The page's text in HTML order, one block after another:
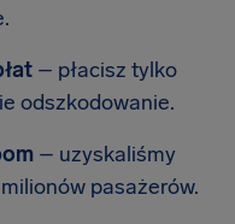
– płacisz tylko
odszkodowanie.
– uzyskaliśmy
pasażerów.